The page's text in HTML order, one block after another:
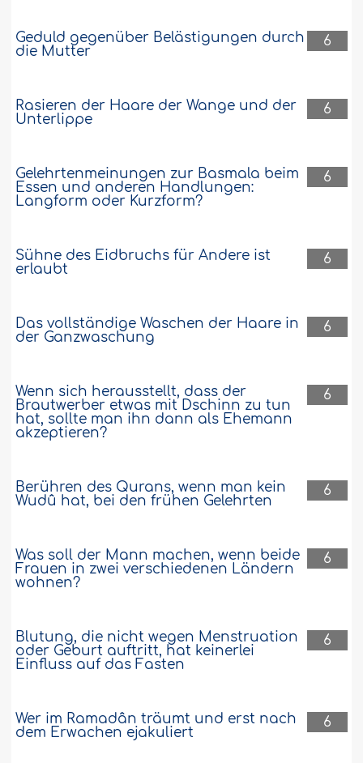
6
Geduld gegenüber Belästigungen durch
die Mutter
6
Rasieren der Haare der Wange und der
Unterlippe
6
Gelehrtenmeinungen zur Basmala beim
Essen und anderen Handlungen:
Langform oder Kurzform?
6
Sühne des Eidbruchs für Andere ist
erlaubt
6
Das vollständige Waschen der Haare in
der Ganzwaschung
6
Wenn sich herausstellt, dass der
Brautwerber etwas mit Dschinn zu tun
hat, sollte man ihn dann als Ehemann
akzeptieren?
6
Berühren des Qurans, wenn man kein
Wudû hat, bei den frühen Gelehrten
6
Was soll der Mann machen, wenn beide
Frauen in zwei verschiedenen Ländern
wohnen?
6
Blutung, die nicht wegen Menstruation
oder Geburt auftritt, hat keinerlei
Einfluss auf das Fasten
6
Wer im Ramadân träumt und erst nach
dem Erwachen ejakuliert